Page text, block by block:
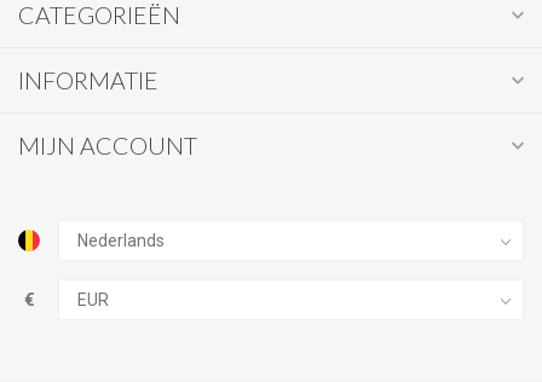
CATEGORIEËN
INFORMATIE
MIJN ACCOUNT
€